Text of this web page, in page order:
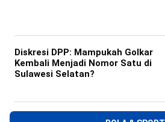
Diskresi DPP: Mampukah Golkar
Kembali Menjadi Nomor Satu di
Sulawesi Selatan?